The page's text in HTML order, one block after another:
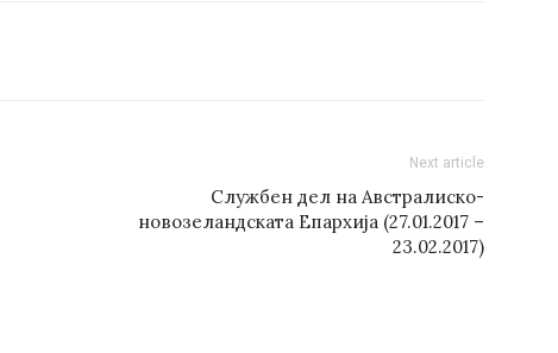
Next article
Службен дел на Австралиско-
новозеландската Епархија (27.01.2017 –
23.02.2017)